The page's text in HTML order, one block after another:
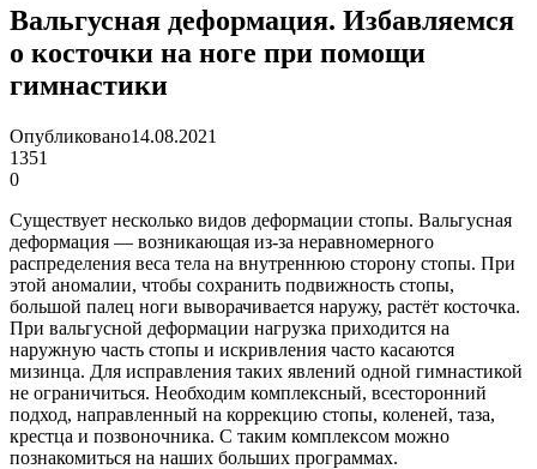
Вальгусная деформация. Избавляемся
о косточки на ноге при помощи
гимнастики
Опубликовано14.08.2021
1351
0
Существует несколько видов деформации стопы. Вальгусная
деформация — возникающая из-за неравномерного
распределения веса тела на внутреннюю сторону стопы. При
этой аномалии, чтобы сохранить подвижность стопы,
большой палец ноги выворачивается наружу, растёт косточка.
При вальгусной деформации нагрузка приходится на
наружную часть стопы и искривления часто касаются
мизинца. Для исправления таких явлений одной гимнастикой
не ограничиться. Необходим комплексный, всесторонний
подход, направленный на коррекцию стопы, коленей, таза,
крестца и позвоночника. С таким комплексом можно
познакомиться на наших больших программах.